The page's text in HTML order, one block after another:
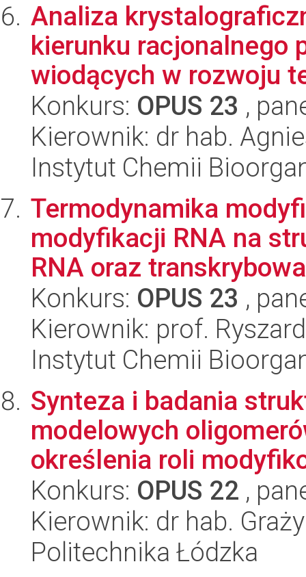
Analiza
kierunku racjonalnego
wiodących w rozwoju
Konkurs: OPUS 23 ,
Kierownik: dr hab.
Instytut Chemii
Termodynamika
modyfikacji RNA na
RNA oraz
Konkurs: OPUS 23 ,
Kierownik: prof.
Instytut Chemii
Synteza i badania
modelowych
określenia roli
Konkurs: OPUS 22 ,
Kierownik: dr hab.
Politechnika Łódzka